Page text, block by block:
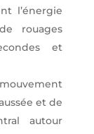
l’énergie
rouages
et
et de
autour